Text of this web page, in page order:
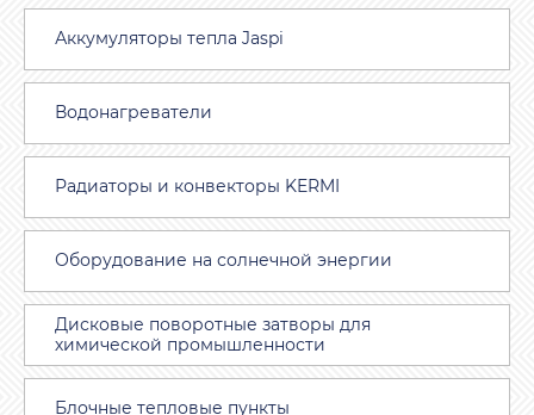
Аккумуляторы тепла Jaspi
Водонагреватели
Радиаторы и конвекторы KERMI
Оборудование на солнечной энергии
Дисковые поворотные затворы для
химической промышленности
Блочные тепловые пункты